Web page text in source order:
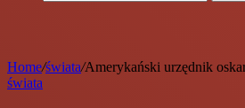
Home/świata/Amerykański urzędnik
świata